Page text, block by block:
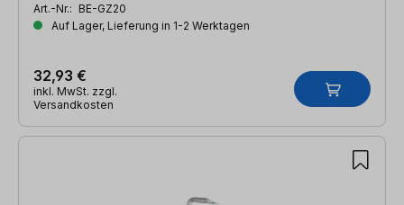
Art.-Nr.: BE-GZ20
Auf Lager, Lieferung in 1-2 Werktagen
32,93 €
inkl. MwSt. zzgl.
Versandkosten